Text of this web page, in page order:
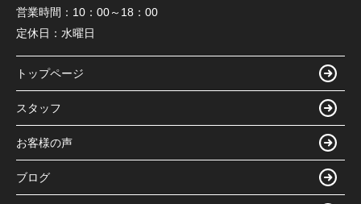
営業時間： 10：00～18：00
定休日： 水曜日
トップページ
スタッフ
お客様の声
ブログ